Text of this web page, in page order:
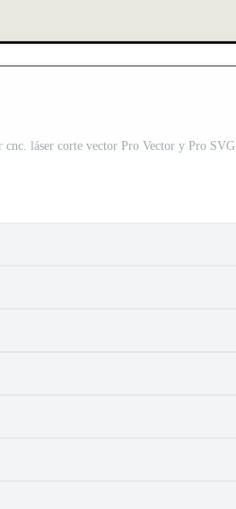
cnc. láser corte vector Pro Vector y Pro SVG